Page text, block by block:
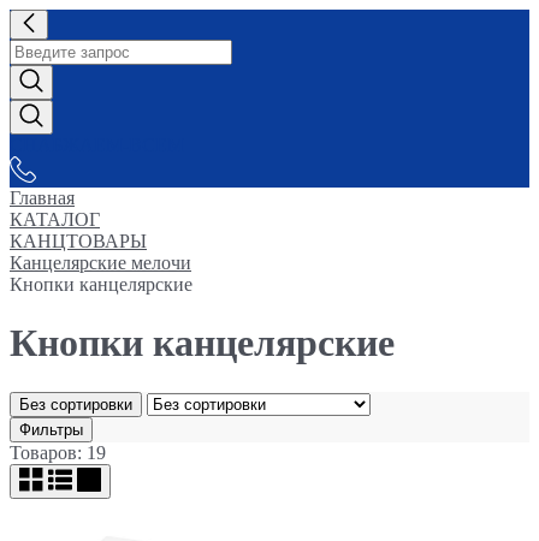
Главная
КАТАЛОГ
КАНЦТОВАРЫ
Канцелярские мелочи
Кнопки канцелярские
Кнопки канцелярские
Без сортировки
Фильтры
Товаров: 19